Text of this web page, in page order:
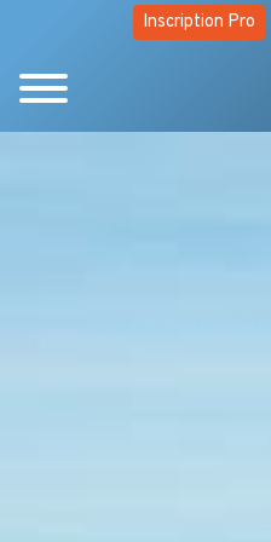
Inscription Pro